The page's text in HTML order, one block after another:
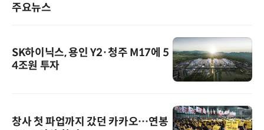
주요뉴스
SK하이닉스, 용인 Y2·청주 M17에 5
4조원 투자
창사 첫 파업까지 갔던 카카오…연봉